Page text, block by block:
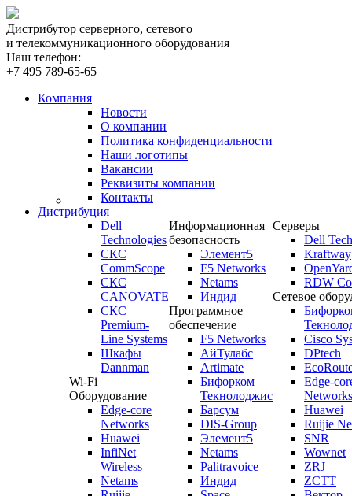
Дистрибутор серверного, сетевого
и телекоммуникационного оборудования
Наш телефон:
+7 495 789-65-65
Компания
Новости
О компании
Политика конфиденциальности
Наши логотипы
Вакансии
Реквизиты компании
Контакты
Дистрибуция
Dell
Technologies
СКС
CommScope
СКС
CANOVATE
СКС
Premium-
Line Systems
Шкафы
Dannman
Wi-Fi
Оборудование
Edge-core
Networks
Huawei
InfiNet
Wireless
Netams
Информационная
безопасность
Элемент5
F5 Networks
Netams
Индид
Программное
обеспечение
F5 Networks
АйТулабс
Artimate
Бифорком
Текнолоджис
Барсум
DIS-Group
Элемент5
Netams
Palitravoice
Индид
Серверы
Dell
Kraftway
RDW
Сетевое
Cisco
DPtech
Edge-
Networks
Huawei
Ruijie
SNR
Wownet
ZRJ
ZCTT